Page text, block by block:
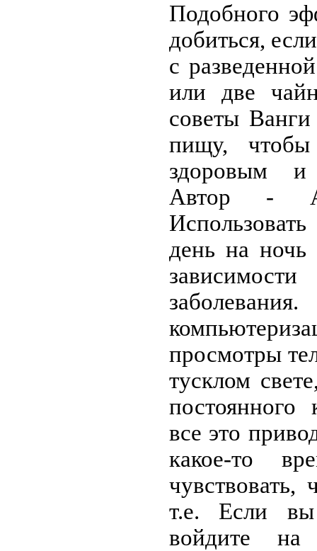
Подобного
добиться,
с
или две
советы
пищу, чтобы
здоровым и
Автор -
день на
просмотры
тусклом
постоянного
все это
какое-то
чувствовать,
т.е. Если вы
войдите